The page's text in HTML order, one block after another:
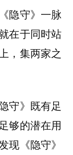
隐守》一脉
在于同时站
，集两家之
守》既有足
够的潜在用
现《隐守》